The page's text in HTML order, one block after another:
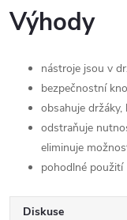
Výhody
nástroje jsou v
bezpečnostní
obsahuje
odstraňuje
eliminuje
pohodlné použití
Diskuse